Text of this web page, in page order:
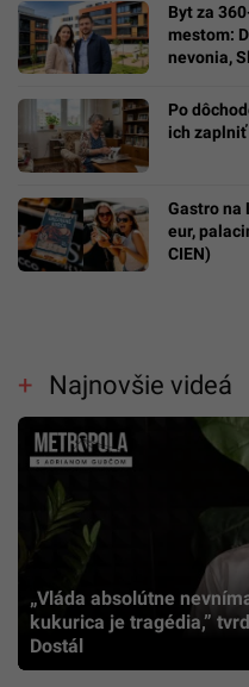
Byt za
mestom:
nevonia,
Po
ich zaplniť
Gastro na
eur,
CIEN)
Najnovšie videá
„Vláda absolútne
kukurica je tragédia,”
Dostál